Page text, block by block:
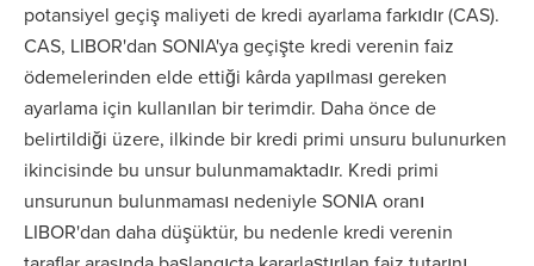
potansiyel geçiş maliyeti de kredi ayarlama farkıdır (CAS).
CAS, LIBOR'dan SONIA'ya geçişte kredi verenin faiz
ödemelerinden elde ettiği kârda yapılması gereken
ayarlama için kullanılan bir terimdir. Daha önce de
belirtildiği üzere, ilkinde bir kredi primi unsuru bulunurken
ikincisinde bu unsur bulunmamaktadır. Kredi primi
unsurunun bulunmaması nedeniyle SONIA oranı
LIBOR'dan daha düşüktür, bu nedenle kredi verenin